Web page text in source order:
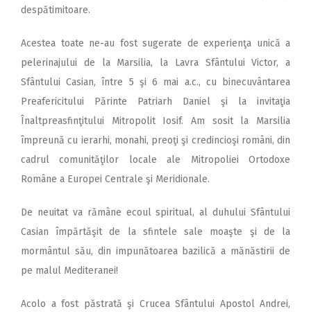
despătimitoare.
Acestea toate ne-au fost sugerate de experienţa unică a
pelerinajului de la Marsilia, la Lavra Sfântului Victor, a
Sfântului Casian, între 5 şi 6 mai a.c., cu binecuvântarea
Preafericitului Părinte Patriarh Daniel şi la invitaţia
Înaltpreasfinţitului Mitropolit Iosif. Am sosit la Marsilia
împreună cu ierarhi, monahi, preoţi şi credincioşi români, din
cadrul comunităţilor locale ale Mitropoliei Ortodoxe
Române a Europei Centrale şi Meridionale.
De neuitat va rămâne ecoul spiritual, al duhului Sfântului
Casian împărtăşit de la sfintele sale moaşte şi de la
mormântul său, din impunătoarea bazilică a mănăstirii de
pe malul Mediteranei!
Acolo a fost păstrată şi Crucea Sfântului Apostol Andrei,